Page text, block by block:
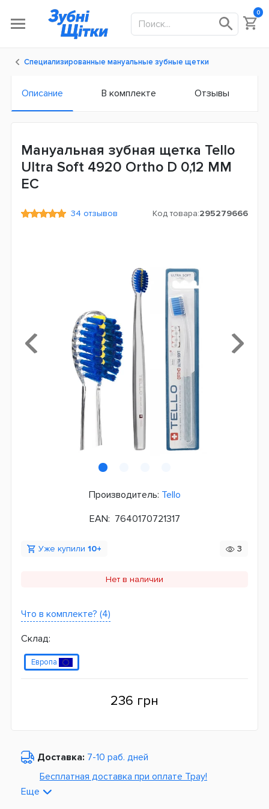
0
Специализированные мануальные зубные щетки
Описание В комплекте Отзывы
Мануальная зубная щетка Tello
Ultra Soft 4920 Ortho D 0,12 ММ
ЕС
34 отзывов Код товара:295279666
Производитель: Tello
EAN: 7640170721317
Уже купили 10+ 3
Нет в наличии
Что в комплекте? (4)
Склад:
Европа
236 грн
Доставка: 7-10 раб. дней
Бесплатная доставка при оплате Tpay!
Еще